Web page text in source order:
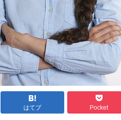
はてブ Pocket